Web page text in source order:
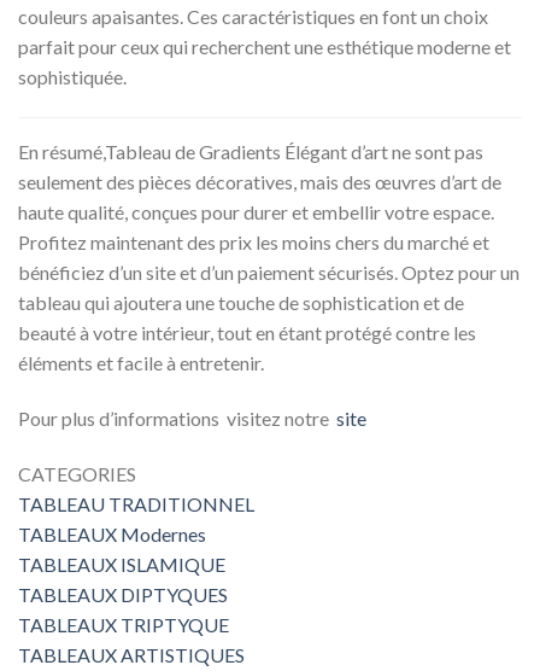
couleurs apaisantes. Ces caractéristiques en font un choix
parfait pour ceux qui recherchent une esthétique moderne et
sophistiquée.
En résumé,Tableau de Gradients Élégant d’art ne sont pas
seulement des pièces décoratives, mais des œuvres d’art de
haute qualité, conçues pour durer et embellir votre espace.
Profitez maintenant des prix les moins chers du marché et
bénéficiez d’un site et d’un paiement sécurisés. Optez pour un
tableau qui ajoutera une touche de sophistication et de
beauté à votre intérieur, tout en étant protégé contre les
éléments et facile à entretenir.
Pour plus d’informations visitez notre site
CATEGORIES
TABLEAU TRADITIONNEL
TABLEAUX Modernes
TABLEAUX ISLAMIQUE
TABLEAUX DIPTYQUES
TABLEAUX TRIPTYQUE
TABLEAUX ARTISTIQUES